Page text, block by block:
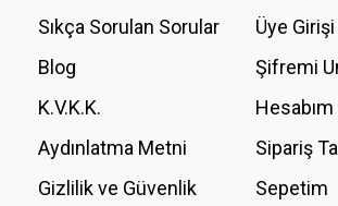
eksik bilgiler bulunuyor.
diğer sitelerden daha pahalı.
benzer farklı alternatifler olmalı.
Sıkça Sorulan Sorular
Blog
K.V.K.K.
Aydınlatma Metni
Gizlilik ve Güvenlik
Üye Girişi
Şifremi
Hesabım
Sipariş
Sepetim